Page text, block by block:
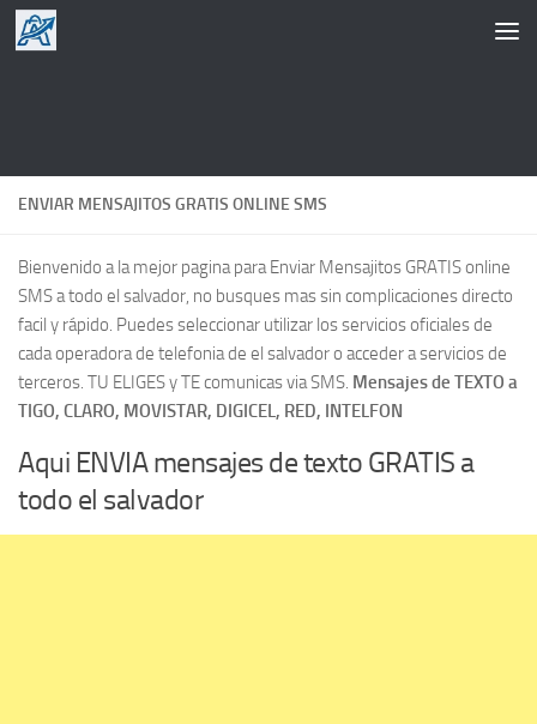
Saltar al contenido
ENVIAR MENSAJITOS GRATIS ONLINE SMS
Bienvenido a la mejor pagina para Enviar Mensajitos GRATIS online
SMS a todo el salvador, no busques mas sin complicaciones directo
facil y rápido. Puedes seleccionar utilizar los servicios oficiales de
cada operadora de telefonia de el salvador o acceder a servicios de
terceros. TU ELIGES y TE comunicas via SMS. Mensajes de TEXTO a
TIGO, CLARO, MOVISTAR, DIGICEL, RED, INTELFON
Aqui ENVIA mensajes de texto GRATIS a
todo el salvador